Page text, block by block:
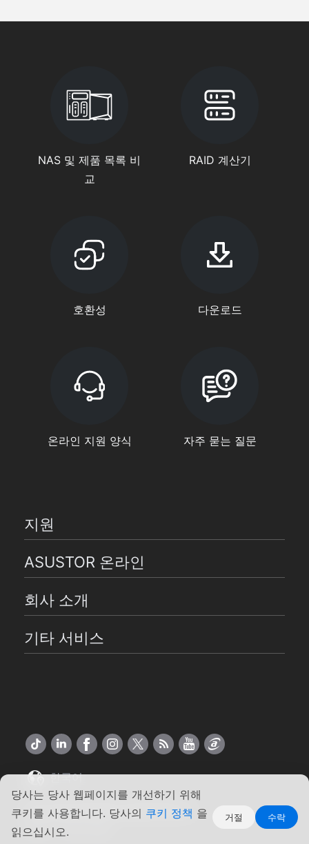
당사는 당사 웹페이지를 개선하기 위해
쿠키를 사용합니다. 당사의 쿠키 정책 을
읽으십시오.
거절 수락
NAS 및 제품 목록 비
교
RAID 계산기
호환성 다운로드
온라인 지원 양식 자주 묻는 질문
지원
ASUSTOR 온라인
회사 소개
기타 서비스
한국어
Copyright ©2026 ASUSTOR Inc.
약관 | 개인 정보